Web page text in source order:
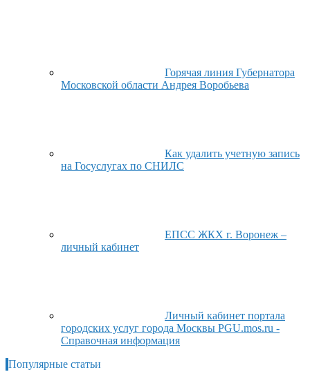
Горячая линия Губернатора
Московской области Андрея Воробьева
Как удалить учетную запись
на Госуслугах по СНИЛС
ЕПСС ЖКХ г. Воронеж –
личный кабинет
Личный кабинет портала
городских услуг города Москвы PGU.mos.ru -
Справочная информация
Популярные статьи